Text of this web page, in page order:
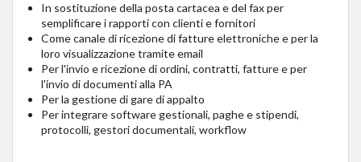
In sostituzione della posta cartacea e del fax per
semplificare i rapporti con clienti e fornitori
Come canale di ricezione di fatture elettroniche e per la
loro visualizzazione tramite email
Per l'invio e ricezione di ordini, contratti, fatture e per
l'invio di documenti alla PA
Per la gestione di gare di appalto
Per integrare software gestionali, paghe e stipendi,
protocolli, gestori documentali, workflow